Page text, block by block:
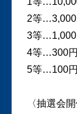
2等…3,000
3等…1,000
4等…300
5等…100
〈抽選会